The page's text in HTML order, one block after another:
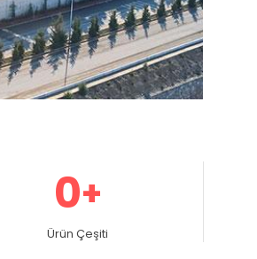
0+
Ürün Çeşiti